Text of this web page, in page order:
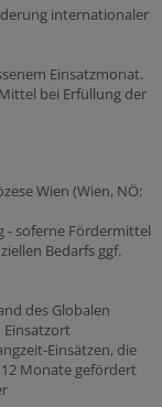
internationaler
Einsatzmonat.
bei Erfüllung der
Wien (Wien, NÖ:
- soferne Fördermittel
Bedarfs ggf.
des Globalen
Einsatzort
Einsätzen, die
Monate gefördert